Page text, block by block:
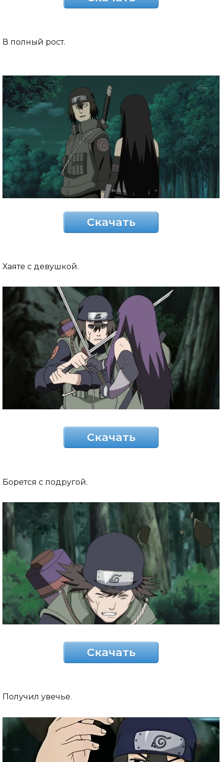
В полный рост.
Скачать
Хаяте с девушкой.
Скачать
Борется с подругой.
Скачать
Получил увечье.